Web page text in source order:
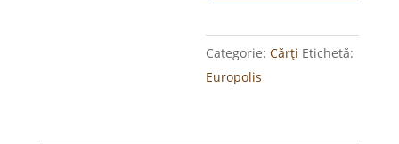
Categorie:Cărți Etichetă:
Europolis